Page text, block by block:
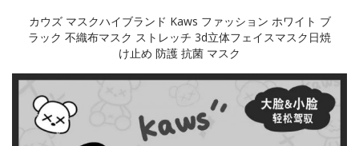
カウズ マスクハイブランド Kaws ファッション ホワイト ブ
ラック 不織布マスク ストレッチ 3d立体フェイスマスク日焼
け止め 防護 抗菌 マスク